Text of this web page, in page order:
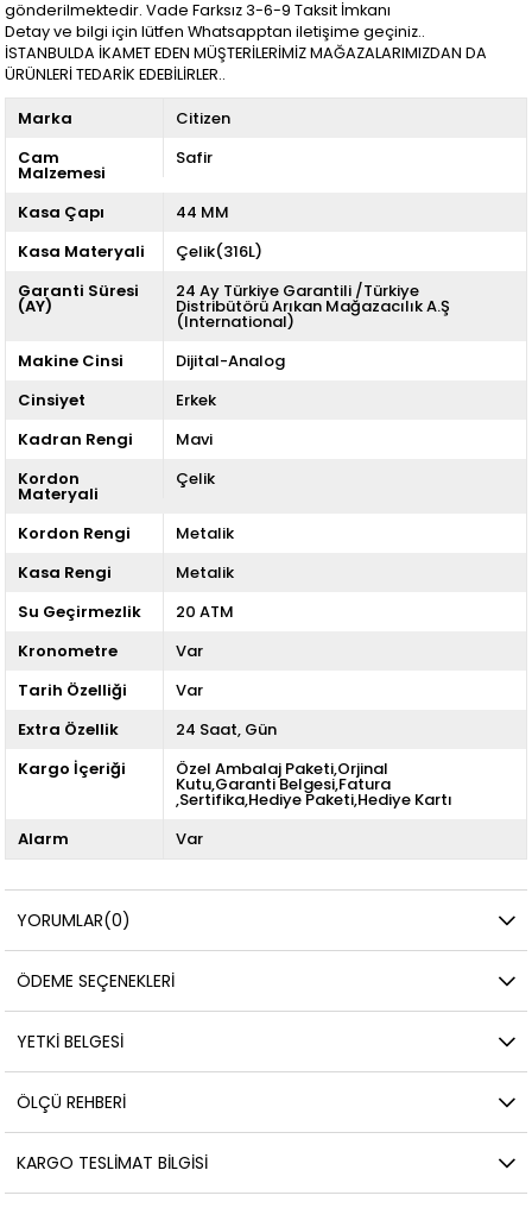
gönderilmektedir. Vade Farksız 3-6-9 Taksit İmkanı
Detay ve bilgi için lütfen Whatsapptan iletişime geçiniz..
İSTANBULDA İKAMET EDEN MÜŞTERİLERİMİZ MAĞAZALARIMIZDAN DA
ÜRÜNLERİ TEDARİK EDEBİLİRLER..
Marka
Citizen
Cam
Malzemesi
Safir
Kasa Çapı
44 MM
Kasa Materyali
Çelik(316L)
Garanti Süresi
(AY)
24 Ay Türkiye Garantili /Türkiye
Distribütörü Arıkan Mağazacılık A.Ş
(International)
Makine Cinsi
Dijital-Analog
Cinsiyet
Erkek
Kadran Rengi
Mavi
Kordon
Materyali
Çelik
Kordon Rengi
Metalik
Kasa Rengi
Metalik
Su Geçirmezlik
20 ATM
Kronometre
Var
Tarih Özelliği
Var
Extra Özellik
24 Saat Gün
Kargo İçeriği
Özel Ambalaj Paketi,Orjinal
Kutu,Garanti Belgesi,Fatura
,Sertifika,Hediye Paketi,Hediye Kartı
Alarm
Var
YORUMLAR(0)
ÖDEME SEÇENEKLERI
YETKİ BELGESİ
ÖLÇÜ REHBERI
KARGO TESLIMAT BILGISI